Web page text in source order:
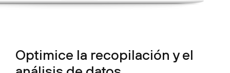
Optimice la recopilación y el